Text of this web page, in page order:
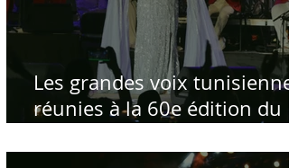
Les grandes voix
réunies à la 60e édition du
Carthage pour célébrer la